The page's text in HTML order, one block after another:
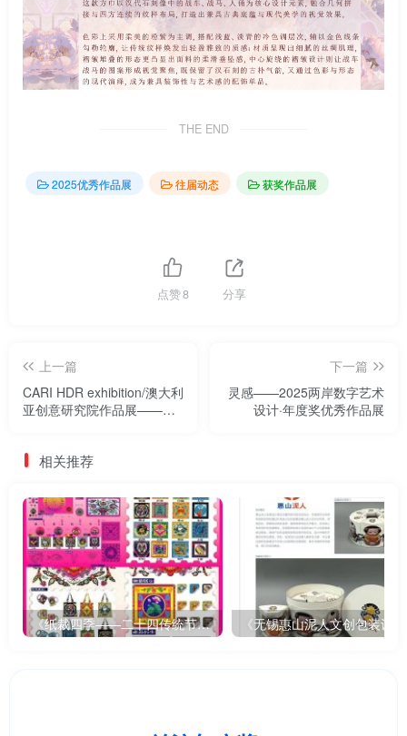
THE END
2025优秀作品展 往届动态 获奖作品展
点赞8 分享
上一篇
CARI HDR exhibition/澳大利
亚创意研究院作品展——
下一篇
灵感——2025两岸数字艺术
设计·年度奖优秀作品展
相关推荐
《纸裁四季——二十四传统节气文创设计》 《无锡惠山泥人文创包装设